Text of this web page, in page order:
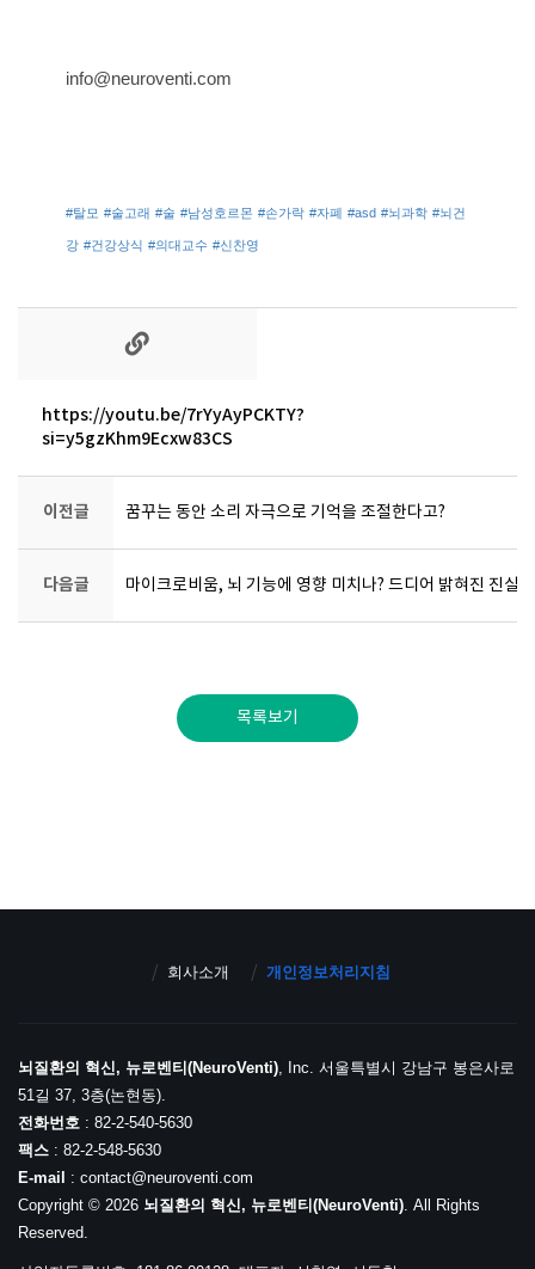
info@neuroventi.com
#탈모 #술고래 #술 #남성호르몬 #손가락 #자폐 #asd #뇌과학 #뇌건
강 #건강상식 #의대교수 #신찬영
https://youtu.be/7rYyAyPCKTY?
si=y5gzKhm9Ecxw83CS
이전글 꿈꾸는 동안 소리 자극으로 기억을 조절한다고?
다음글 마이크로비움, 뇌 기능에 영향 미치나? 드디어 밝혀진 진실
목록보기
회사소개 개인정보처리지침
뇌질환의 혁신, 뉴로벤티(NeuroVenti), Inc. 서울특별시 강남구 봉은사로
51길 37, 3층(논현동).
전화번호 : 82-2-540-5630
팩스 : 82-2-548-5630
E-mail
: contact@neuroventi.com
Copyright © 2026 뇌질환의 혁신, 뉴로벤티(NeuroVenti). All Rights
Reserved.